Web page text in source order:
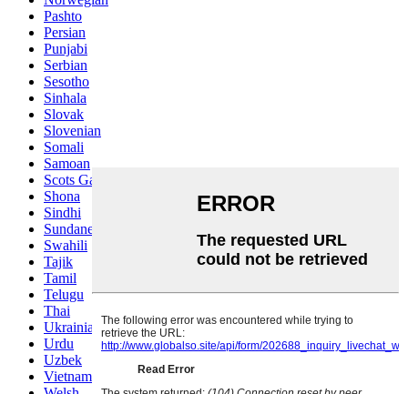
Pashto
Persian
Punjabi
Serbian
Sesotho
Sinhala
Slovak
Slovenian
Somali
Samoan
Scots Gaelic
Shona
Sindhi
Sundanese
Swahili
Tajik
Tamil
Telugu
Thai
Ukrainian
Urdu
Uzbek
Vietnamese